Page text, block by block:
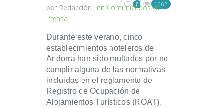
por Redacción en Comunicados de
Prensa
0 1662
Durante este verano, cinco
establecimientos hoteleros de
Andorra han sido multados por no
cumplir alguna de las normativas
incluidas en el reglamento de
Registro de Ocupación de
Alojamientos Turísticos (ROAT).